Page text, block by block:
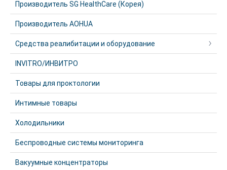
Производитель SG HealthCare (Корея)
Производитель AOHUA
Средства реалибитации и оборудование
INVITRO/ИНВИТРО
Товары для проктологии
Интимные товары
Холодильники
Беспроводные системы мониторинга
Вакуумные концентраторы